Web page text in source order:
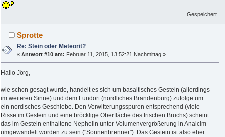
Gespeichert
Sprotte
Re: Stein oder Meteorit?
«Antwort #10 am: Februar 11, 2015, 13:52:21 Nachmittag »
Hallo Jörg,
wie schon gesagt wurde, handelt es sich um basaltisches Gestein (allerdings
im weiteren Sinne) und dem Fundort (nördliches Brandenburg) zufolge um
ein nordisches Geschiebe. Den Verwitterungsspuren entsprechend (viele
Risse im Gestein und eine bröcklige Oberfläche des frischen Bruchs) scheint
das im Gestein enthaltene Nephelin unter Volumenvergrößerung in Analcim
umgewandelt worden zu sein ("Sonnenbrenner"). Das Gestein ist also eher